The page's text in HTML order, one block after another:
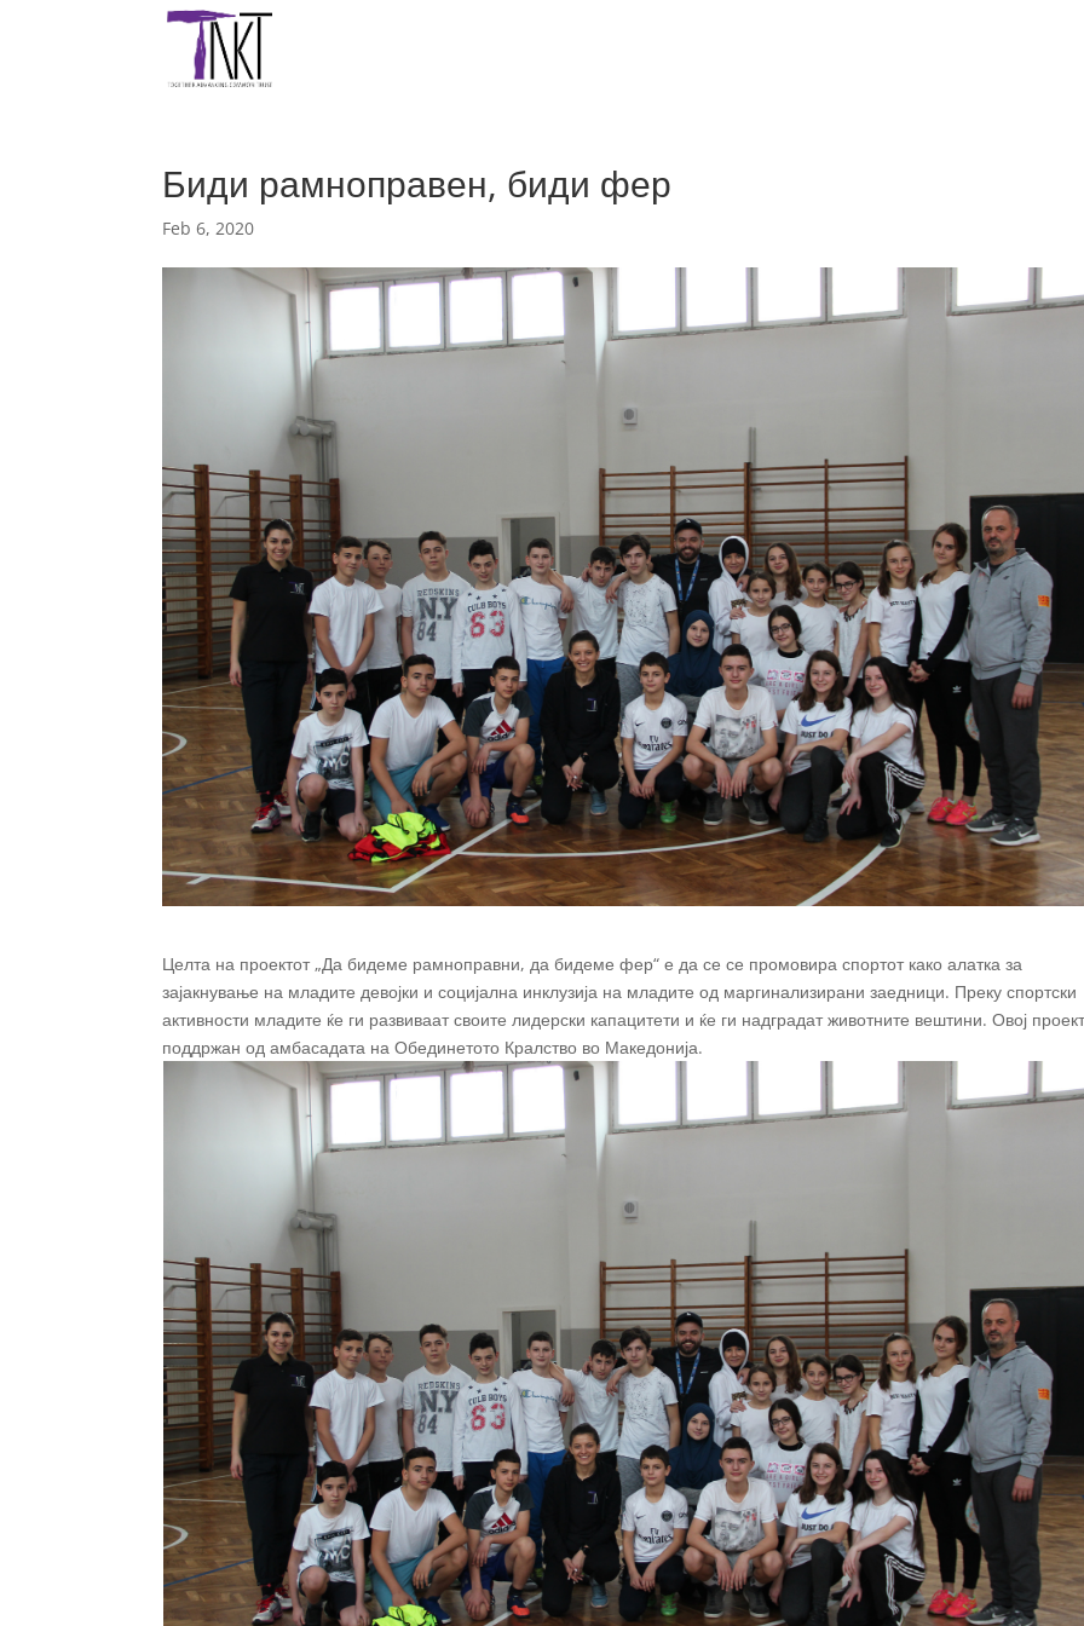
Биди рамноправен, биди фер
Feb 6, 2020
Целта на проектот „Да бидеме рамноправни, да бидеме фер“ е да се се промовира спортот како алатка за
зајакнување на младите девојки и социјална инклузија на младите од маргинализирани заедници. Преку спортски
активности младите ќе ги развиваат своите лидерски капацитети и ќе ги надградат животните вештини. Овој
поддржан од амбасадата на Обединетото Кралство во Македонија.